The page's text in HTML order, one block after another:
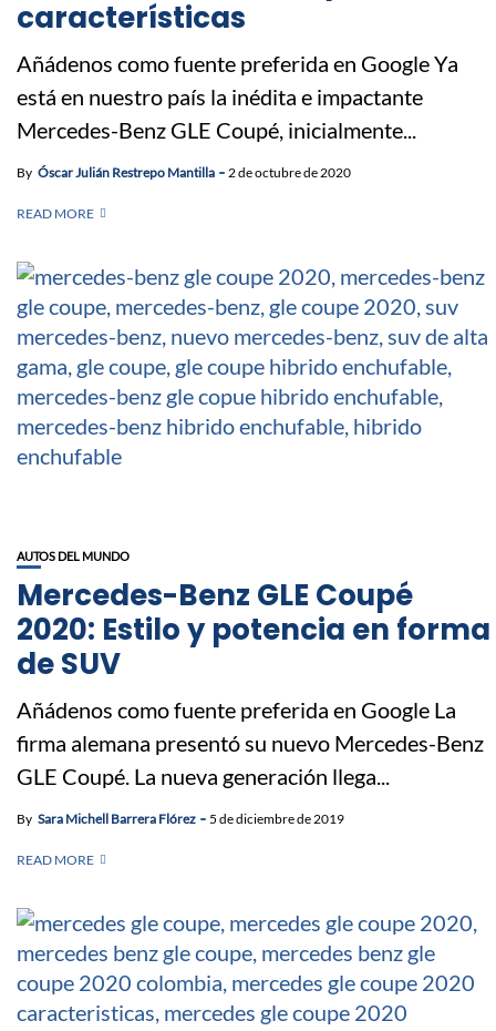
características
Añádenos como fuente preferida en Google Ya
está en nuestro país la inédita e impactante
Mercedes-Benz GLE Coupé, inicialmente...
By Óscar Julián Restrepo Mantilla 2 de octubre de 2020
READ MORE
AUTOS DEL MUNDO
Mercedes-Benz GLE Coupé
2020: Estilo y potencia en forma
de SUV
Añádenos como fuente preferida en Google La
firma alemana presentó su nuevo Mercedes-Benz
GLE Coupé. La nueva generación llega...
By Sara Michell Barrera Flórez 5 de diciembre de 2019
READ MORE